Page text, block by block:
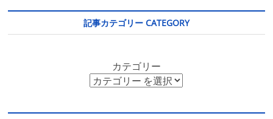
記事カテゴリー CATEGORY
カテゴリー